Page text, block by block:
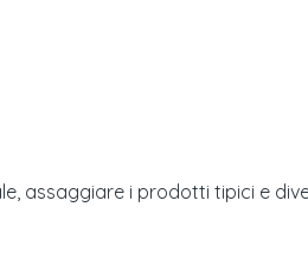
assaggiare i prodotti tipici e